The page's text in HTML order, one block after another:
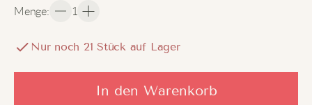
Menge: 1
Nur noch 21 Stück auf Lager
In den Warenkorb